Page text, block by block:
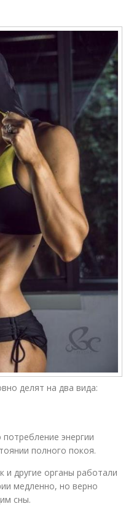
делят на два вида:
энергии
полного покоя.
и другие органы работали
медленно, но верно
сны.